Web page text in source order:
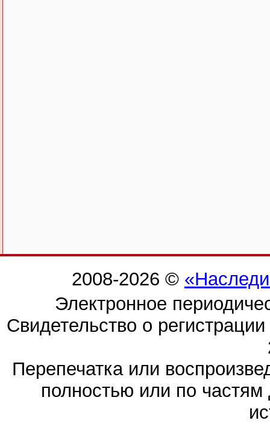
2008-2026 ©
Электронное
Свидетельство о
Перепечатка или
полностью или по частям